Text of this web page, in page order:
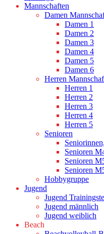
Mannschaften
Damen
Damen 1
Damen 2
Damen 3
Damen 4
Damen 5
Damen 6
Herren
Herren 1
Herren 2
Herren 3
Herren 4
Herren 5
Senioren
Senioren
Senioren
Senioren
Hobbygruppe
Jugend
Jugend
Jugend männlich
Jugend weiblich
Beach